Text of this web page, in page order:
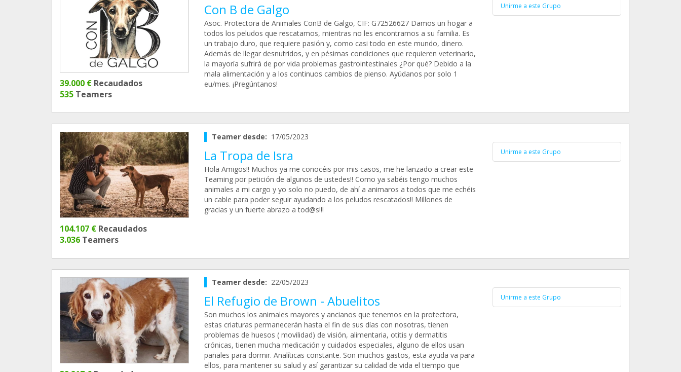
39.000 € Recaudados
535 Teamers
Con B de Galgo
Asoc. Protectora de Animales ConB de Galgo, CIF: G72526627 Damos un hogar a
todos los peludos que rescatamos, mientras no les encontramos a su familia. Es
un trabajo duro, que requiere pasión y, como casi todo en este mundo, dinero.
Además de llegar desnutridos, y en pésimas condiciones que requieren veterinario,
la mayoría sufrirá de por vida problemas gastrointestinales ¿Por qué? Debido a la
mala alimentación y a los continuos cambios de pienso. Ayúdanos por solo 1
eu/mes. ¡Pregúntanos!
Unirme a este Grupo
104.107 € Recaudados
3.036 Teamers
Teamer desde: 17/05/2023
La Tropa de Isra
Hola Amigos!! Muchos ya me conocéis por mis casos, me he lanzado a crear este
Teaming por petición de algunos de ustedes!! Como ya sabéis tengo muchos
animales a mi cargo y yo solo no puedo, de ahí a animaros a todos que me echéis
un cable para poder seguir ayudando a los peludos rescatados!! Millones de
gracias y un fuerte abrazo a tod@s!!!
Unirme a este Grupo
Teamer desde: 22/05/2023
El Refugio de Brown - Abuelitos
Son muchos los animales mayores y ancianos que tenemos en la protectora,
estas criaturas permanecerán hasta el fin de sus días con nosotras, tienen
problemas de huesos ( movilidad) de visión, alimentaria, otitis y dermatitis
crónicas, tienen mucha medicación y cuidados especiales, alguno de ellos usan
pañales para dormir. Analíticas constante. Son muchos gastos, esta ayuda va para
ellos, para mantener su salud y así garantizar su calidad de vida el tiempo que
Unirme a este Grupo